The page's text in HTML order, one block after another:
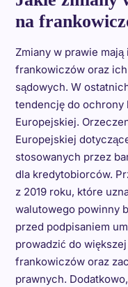
na
Zmiany w prawie
frankowiczów oraz
sądowych. W
tendencję do ochrony
Europejskiej.
Europejskiej
stosowanych przez
dla kredytobiorców.
z 2019 roku, które
walutowego powinny
przed podpisaniem
prowadzić do
frankowiczów oraz
prawnych.